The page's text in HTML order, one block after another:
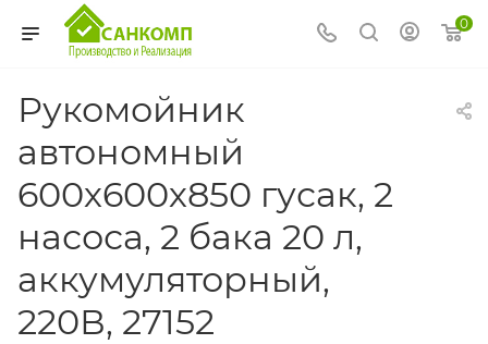
0
Рукомойник
автономный
600х600х850 гусак, 2
насоса, 2 бака 20 л,
аккумуляторный,
220В, 27152